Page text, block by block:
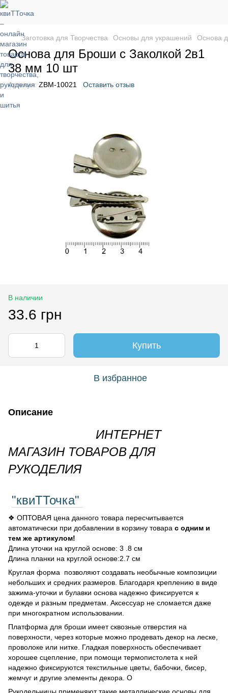
Заготовка для Творчества Основы для украшений Основа
Основа для Броши с Заколкой 2в1
38 мм 10 шт
Артикул: ZBM-10021 Оставить отзыв
В наличии
33.6 грн
Купить
В избранное
Описание
ИНТЕРНЕТ
МАГАЗИН ТОВАРОВ ДЛЯ
РУКОДЕЛИЯ
"квиТТочка"
❖ ОПТОВАЯ цена данного товара пересчитывается
автоматически при добавлении в корзину товара с одним и
тем же артикулом!
Длина уточки на круглой основе: 3 .8 см
Длина планки на круглой основе:2.7 см
Круглая форма позволяют создавать необычные композиции
небольших и средних размеров. Благодаря креплению в виде
зажима-уточки и булавки основа надежно фиксируется к
одежде и разным предметам. Аксессуар не сломается даже
при многократном использовании.
Платформа для броши имеет сквозные отверстия на
поверхности, через которые можно продевать декор на леске,
проволоке или нитке. Гладкая поверхность обеспечивает
хорошее сцепление, при помощи термопистолета к ней
надежно фиксируются текстильные цветы, бабочки, бисер,
жемчуг и другие элементы декора. О
Рукодельницы применяют такие металлические основы для